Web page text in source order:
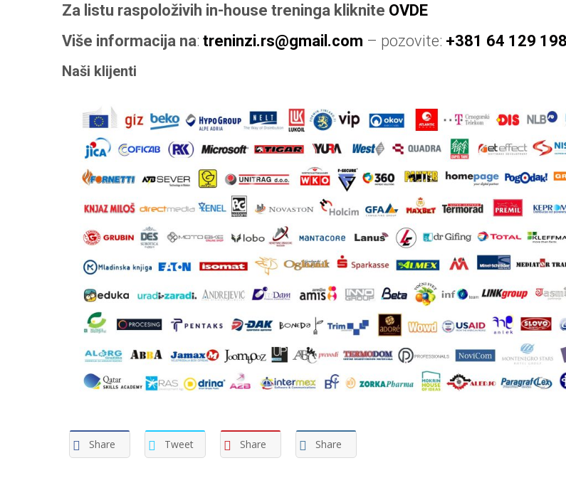
Za listu raspoloživih in-house treninga kliknite OVDE
Više informacija na: treninzi.rs@gmail.com – pozovite: +381 64 129
Naši klijenti
Share Tweet Share Share